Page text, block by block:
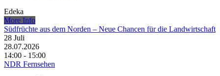
Edeka
More Info
Südfrüchte aus dem Norden – Neue Chancen für die Landwirtschaft
28 Juli
28.07.2026
14:00 - 15:00
NDR Fernsehen